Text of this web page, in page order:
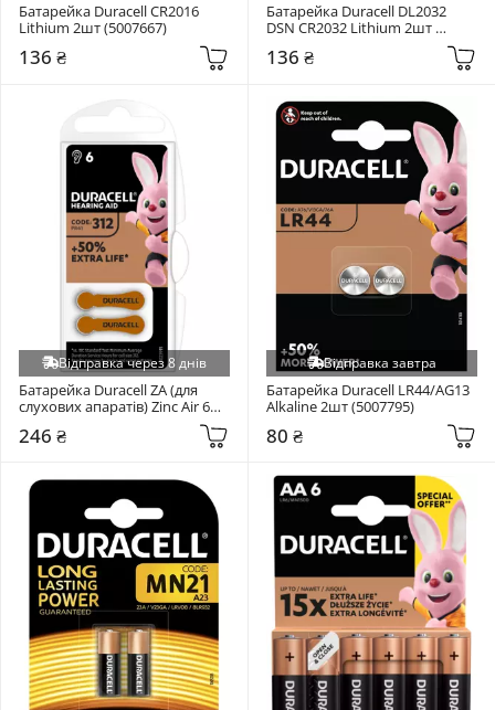
Батарейка Duracell CR2016
Lithium 2шт (5007667)
136 ₴
Батарейка Duracell DL2032
DSN CR2032 Lithium 2шт
136 ₴
Відправка через 8 днів
Батарейка Duracell ZA (для
слухових апаратів) Zinc Air 6шт
246 ₴
Відправка завтра
Батарейка Duracell LR44/AG13
Alkaline 2шт (5007795)
80 ₴